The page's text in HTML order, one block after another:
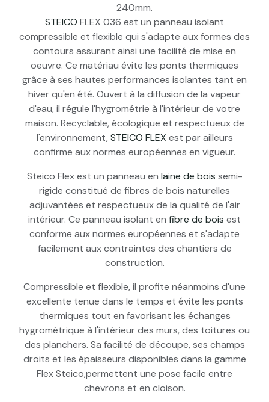
240mm.
STEICO FLEX 036 est un panneau isolant
compressible et flexible qui s'adapte aux formes des
contours assurant ainsi une facilité de mise en
oeuvre. Ce matériau évite les ponts thermiques
grâce à ses hautes performances isolantes tant en
hiver qu'en été. Ouvert à la diffusion de la vapeur
d'eau, il régule l'hygrométrie à l'intérieur de votre
maison. Recyclable, écologique et respectueux de
l'environnement,STEICO FLEX est par ailleurs
confirme aux normes européennes en vigueur.
Steico Flex est un panneau en laine de bois semi-
rigide constitué de fibres de bois naturelles
adjuvantées et respectueux de la qualité de l'air
intérieur. Ce panneau isolant en fibre de bois est
conforme aux normes européennes et s'adapte
facilement aux contraintes des chantiers de
construction.
Compressible et flexible, il profite néanmoins d'une
excellente tenue dans le temps et évite les ponts
thermiques tout en favorisant les échanges
hygrométrique à l'intérieur des murs, des toitures ou
des planchers. Sa facilité de découpe, ses champs
droits et les épaisseurs disponibles dans la gamme
Flex Steico,permettent une pose facile entre
chevrons et en cloison.